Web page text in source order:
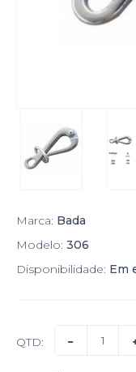
Marca: Bada
Modelo: 306
Disponibilidade: Em
QTD: